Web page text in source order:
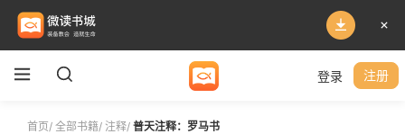
登录 注册
首页/ 全部书籍/ 注释/ 普天注释：罗马书